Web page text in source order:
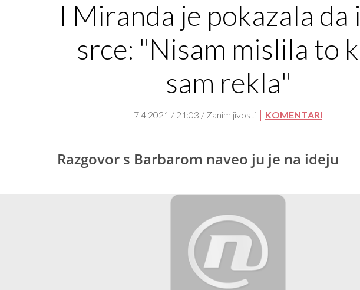
I Miranda je pokazala da
srce: "Nisam mislila to
sam rekla"
7.4.2021 / 21:03 / Zanimljivosti KOMENTARI
Razgovor s Barbarom naveo ju je na ideju